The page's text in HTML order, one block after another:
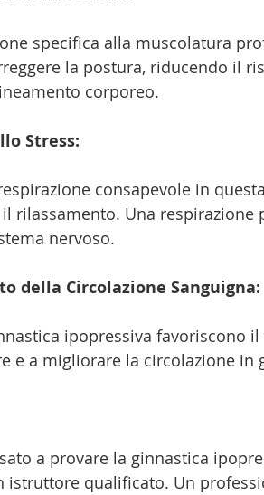
specifica alla muscolatura
la postura, riducendo il
corporeo.
Stress:
consapevole in
rilassamento. Una
nervoso.
della Circolazione Sanguigna:
ipopressiva favoriscono
e a migliorare la circolazione in
a provare la ginnastica
istruttore qualificato. Un